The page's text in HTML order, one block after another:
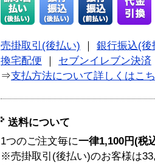
売掛取引(後払い)
銀行振込(後
換宅配便
セブンイレブン決済
⇒支払方法について詳しくはこ
送料について
1つのご注文毎に一律1,100円(税
※売掛取引(後払い)のお客様は